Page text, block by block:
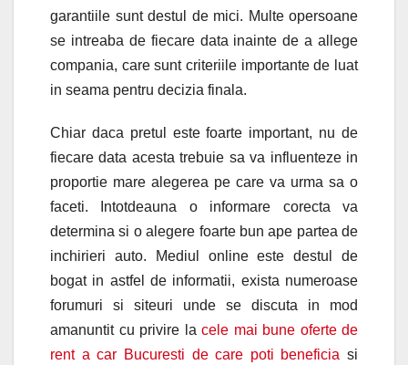
garantiile sunt destul de mici. Multe opersoane
se intreaba de fiecare data inainte de a allege
compania, care sunt criteriile importante de luat
in seama pentru decizia finala.
Chiar daca pretul este foarte important, nu de
fiecare data acesta trebuie sa va influenteze in
proportie mare alegerea pe care va urma sa o
faceti. Intotdeauna o informare corecta va
determina si o alegere foarte bun ape partea de
inchirieri auto. Mediul online este destul de
bogat in astfel de informatii, exista numeroase
forumuri si siteuri unde se discuta in mod
amanuntit cu privire la cele mai bune oferte de
rent a car Bucuresti de care poti beneficia si